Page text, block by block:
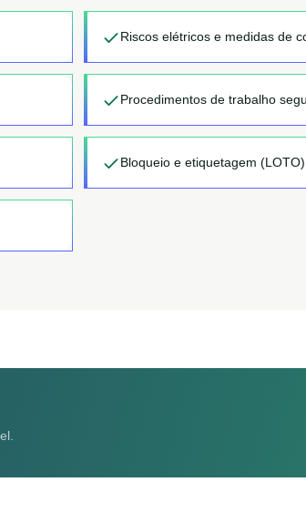
Riscos elétricos e medidas de
Procedimentos de trabalho
Bloqueio e etiquetagem (LOTO)